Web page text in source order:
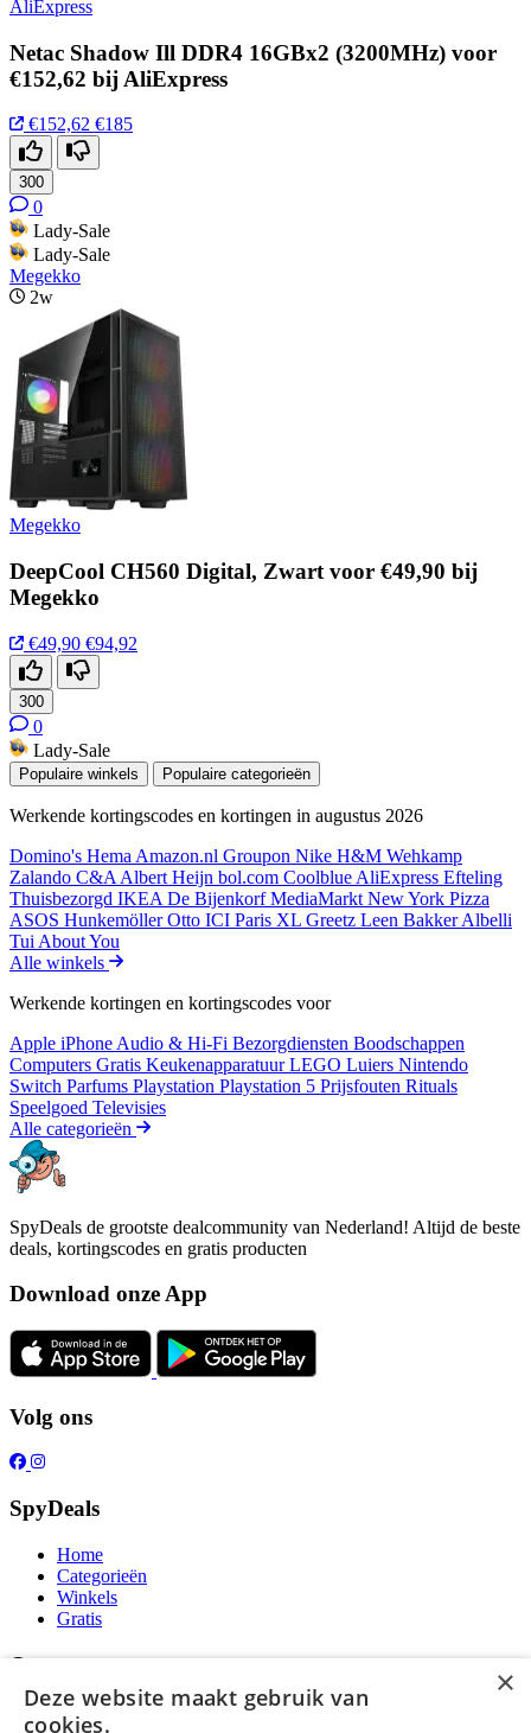
AliExpress
Netac Shadow Ill DDR4 16GBx2 (3200MHz) voor
€152,62 bij AliExpress
€152,62 €185
300
0
Lady-Sale
Lady-Sale
Megekko
2w
Megekko
DeepCool CH560 Digital, Zwart voor €49,90 bij
Megekko
€49,90 €94,92
300
0
Lady-Sale
Populaire winkels Populaire categorieën
Werkende kortingscodes en kortingen in augustus 2026
Domino's Hema Amazon.nl Groupon Nike H&M Wehkamp
Zalando C&A Albert Heijn bol.com Coolblue AliExpress Efteling
Thuisbezorgd IKEA De BijenkorfMediaMarkt New York Pizza
ASOS HunkemöllerOtto ICI Paris XL Greetz Leen BakkerAlbelli
Tui About You
Alle winkels
Werkende kortingen en kortingscodes voor
Apple iPhone Audio & Hi-Fi Bezorgdiensten Boodschappen
Computers Gratis KeukenapparatuurLEGO Luiers Nintendo
Switch Parfums Playstation Playstation 5 Prijsfouten Rituals
Speelgoed Televisies
Alle categorieën
SpyDeals de grootste dealcommunity van Nederland! Altijd de beste
deals, kortingscodes en gratis producten
Download onze App
Volg ons
SpyDeals
Home
Categorieën
Winkels
Gratis
Over ons
Over ons
×
Deze website maakt gebruik van
cookies.